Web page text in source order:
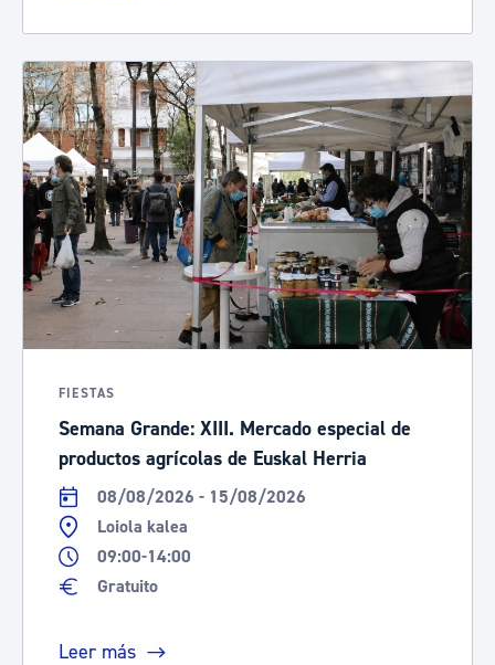
FIESTAS
Semana Grande: XIII. Mercado especial de
productos agrícolas de Euskal Herria
08/08/2026 - 15/08/2026
Loiola kalea
09:00-14:00
Gratuito
Leer más